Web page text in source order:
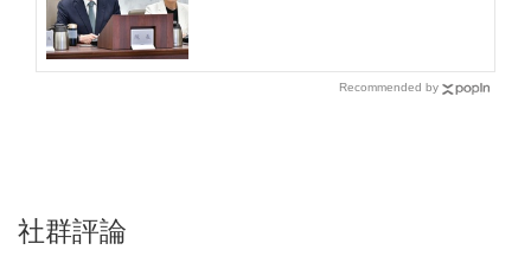
Recommended by
社群評論